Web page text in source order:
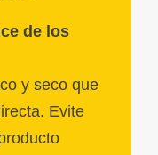
de los
y seco que
Evite